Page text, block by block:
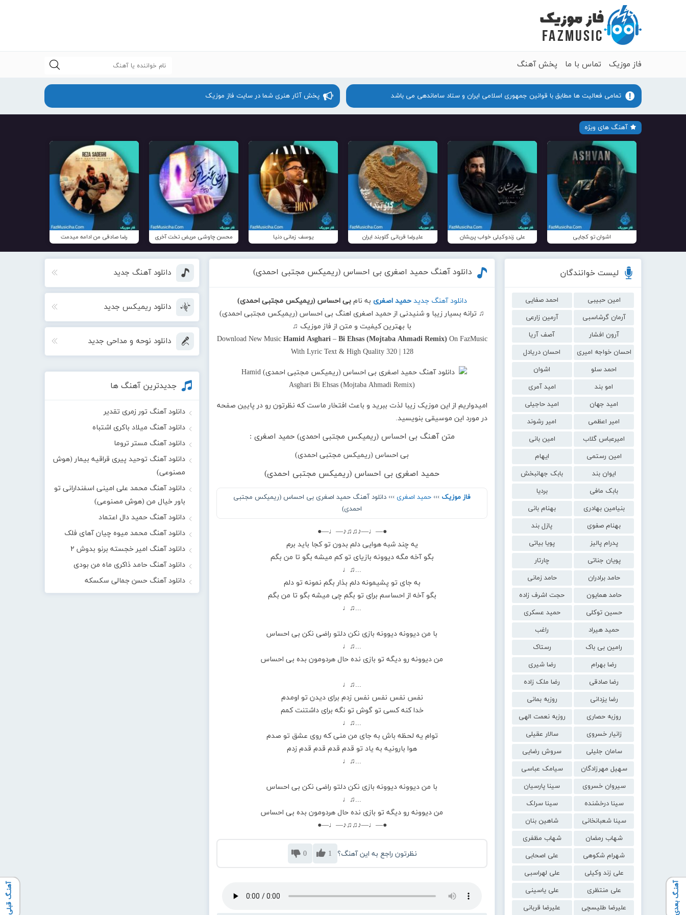
فاز موزیک تماس با ما پخش آهنگ
تمامی فعالیت ها مطابق با قوانین جمهوری اسلامی ایران و ستاد ساماندهی می باشد پخش آثار هنری شما در سایت فاز موزیک
آهنگ های ویژه
اشوان تو کجایی علی زندوکیلی خواب پریشان علیرضا قربانی گلوبند ایران یوسف زمانی دنیا محسن چاوشی مریض تخت آخری رضا صادقی من ادامه میدمت
لیست خوانندگان
امین حبیبی
احمد صفایی
آرمان گرشاسبی
آرمین زارعی
آرون افشار
آصف آریا
احسان خواجه امیری
احسان دریادل
احمد سلو
اشوان
امو بند
امید آمری
امید جهان
امید حاجیلی
امیر اعظمی
امیر رشوند
امیرعباس گلاب
امین بانی
امین رستمی
ایهام
ایوان بند
بابک جهانبخش
بابک مافی
بردیا
بنیامین بهادری
بهنام بانی
بهنام صفوی
پازل بند
پدرام پالیز
پویا بیاتی
پویان جناتی
چارتار
حامد برادران
حامد زمانی
حامد همایون
حجت اشرف زاده
حسین توکلی
حمید عسکری
حمید هیراد
راغب
رامین بی باک
رستاک
رضا بهرام
رضا شیری
رضا صادقی
رضا ملک زاده
رضا یزدانی
روزبه بمانی
روزبه حصاری
روزبه نعمت الهی
زانیار خسروی
سالار عقیلی
سامان جلیلی
سروش رضایی
سهیل مهرزادگان
سیامک عباسی
سیروان خسروی
سینا پارسیان
سینا درخشنده
سینا سرلک
سینا شعبانخانی
شاهین بنان
شهاب رمضان
شهاب مظفری
شهرام شکوهی
علی اصحابی
علی زند وکیلی
علی لهراسبی
علی منتظری
علی یاسینی
علیرضا طلیسچی
علیرضا قربانی
دانلود آهنگ حمید اصغری بی احساس (ریمیکس مجتبی احمدی)
دانلود آهنگ جدید حمید اصغری به نامبی احساس (ریمیکس مجتبی احمدی)
♫ ترانه بسیار زیبا و شنیدنی از حمید اصغری اهنگ بی احساس (ریمیکس مجتبی احمدی)
با بهترین کیفیت و متن از فاز موزیک ♫
Download New Music Hamid Asghari– Bi Ehsas (Mojtaba Ahmadi Remix) On FazMusic
With Lyric Text & High Quality 320 | 128
امیدواریم از این موزیک زیبا لذت ببرید و باعث افتخار ماست که نظرتون رو در پایین صفحه
در مورد این موسیقی بنویسید.
متن آهنگ بی احساس (ریمیکس مجتبی احمدی) حمید اصغری :
بی احساس (ریمیکس مجتبی احمدی)
حمید اصغری بی احساس (ریمیکس مجتبی احمدی)
فاز موزیک ››› حمید اصغری››› دانلود آهنگ حمید اصغری بی احساس (ریمیکس مجتبی
احمدی)
●—♩—♪♫♫♪—♩—●
یه چند شبه هوایی دلم بدون تو کجا باید برم
بگو آخه مگه دیوونه بازیای تو کم میشه بگو تا من بگم
...♫♩
به جای تو پشیمونه دلم بذار بگم نمونه تو دلم
بگو آخه از احساسم برای تو بگم چی میشه بگو تا من بگم
...♫♩
با من دیوونه دیوونه بازی نکن دلتو راضی نکن بی احساس
...♫♩
من دیوونه رو دیگه تو بازی نده حال هردومون بده بی احساس
...♫♩
نفس نفس نفس نفس زدم برای دیدن تو اومدم
خدا کنه کسی تو گوش تو نگه برای داشتنت کمم
...♫♩
توام یه لحظه باش به جای من منی که روی عشق تو صدم
هوا بارونیه به یاد تو قدم قدم قدم قدم زدم
...♫♩
با من دیوونه دیوونه بازی نکن دلتو راضی نکن بی احساس
...♫♩
من دیوونه رو دیگه تو بازی نده حال هردومون بده بی احساس
●—♩—♪♫♫♪—♩—●
نظرتون راجع به این آهنگ؟ 1
0
آهنـگ بعدی آهنـگ قبلی
دانلود آهنگ جدید
دانلود ریمیکس جدید
دانلود نوحه و مداحی جدید
جدیدترین آهنگ ها
دانلود آهنگ تور زمری تقدیر
دانلود آهنگ میلاد باکری اشتباه
دانلود آهنگ مستر تروما
دانلود آهنگ توحید پیری قراقیه بیمار (هوش
مصنوعی)
دانلود آهنگ محمد علی امینی اسفندارانی تو
باور خیال من (هوش مصنوعی)
دانلود آهنگ حمید دال اعتماد
دانلود آهنگ محمد میوه چیان آهای فلک
دانلود آهنگ امیر خجسته برنو بدوش ۲
دانلود آهنگ حامد ذاکری ماه من بودی
دانلود آهنگ حسن جمالی سکسکه